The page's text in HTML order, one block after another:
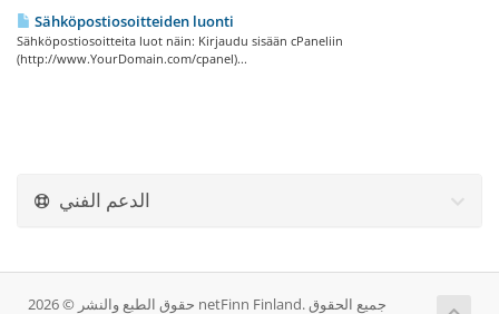
Sähköpostiosoitteiden luonti
Sähköpostiosoitteita luot näin: Kirjaudu sisään cPaneliin
(http://www.YourDomain.com/cpanel)...
الدعم الفني
حقوق الطبع والنشر © 2026 netFinn Finland. جميع الحقوق